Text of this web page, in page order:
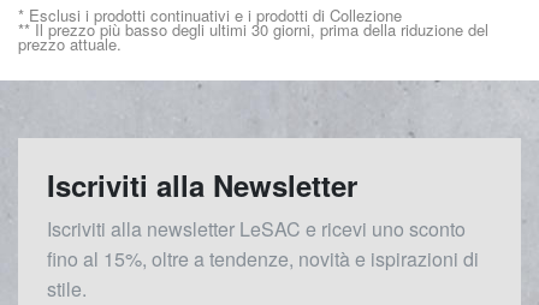
* Esclusi i prodotti continuativi e i prodotti di Collezione
** Il prezzo più basso degli ultimi 30 giorni, prima della riduzione del
prezzo attuale.
Iscriviti alla Newsletter
Iscriviti alla newsletter LeSAC e ricevi uno sconto
fino al 15%, oltre a tendenze, novità e ispirazioni di
stile.